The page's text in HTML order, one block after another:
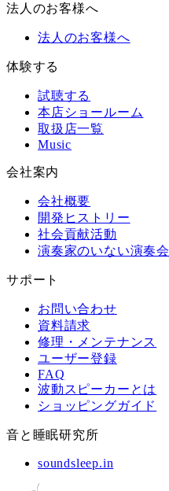
法人のお客様へ
法人のお客様へ
体験する
試聴する
本店ショールーム
取扱店一覧
Music
会社案内
会社概要
開発ヒストリー
社会貢献活動
演奏家のいない演奏会
サポート
お問い合わせ
資料請求
修理・メンテナンス
ユーザー登録
FAQ
波動スピーカーとは
ショッピングガイド
音と睡眠研究所
soundsleep.in